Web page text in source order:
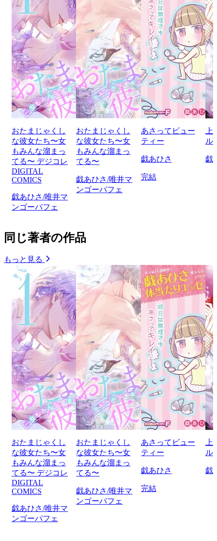
おたまじゃくし
な彼女たち〜女
もみんな溜まっ
てる〜 デジコレ
DIGITAL
COMICS
戯あひさ/唯井マ
ンゴーパフェ
おたまじゃくし
な彼女たち〜女
もみんな溜まっ
てる〜
戯あひさ/唯井マ
ンゴーパフェ
あさってビュー
ティー
戯あひさ
完結
ル
戯
同じ著者の作品
もっと見る
おたまじゃくし
な彼女たち〜女
もみんな溜まっ
てる〜 デジコレ
DIGITAL
COMICS
戯あひさ/唯井マ
ンゴーパフェ
おたまじゃくし
な彼女たち〜女
もみんな溜まっ
てる〜
戯あひさ/唯井マ
ンゴーパフェ
あさってビュー
ティー
戯あひさ
完結
上
ル
戯